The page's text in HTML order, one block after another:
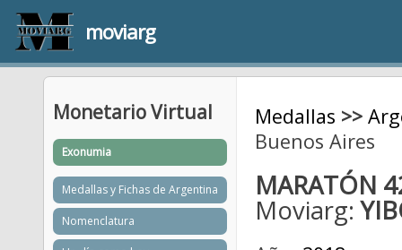
moviarg
Medallas >>
Buenos Aires
MARATÓN
Moviarg:
Monetario Virtual
Exonumia
Medallas y Fichas de Argentina
Nomenclatura